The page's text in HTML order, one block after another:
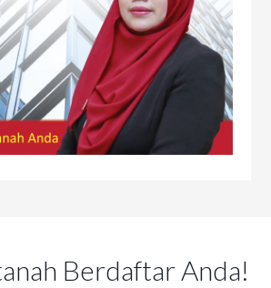
Berdaftar Anda!